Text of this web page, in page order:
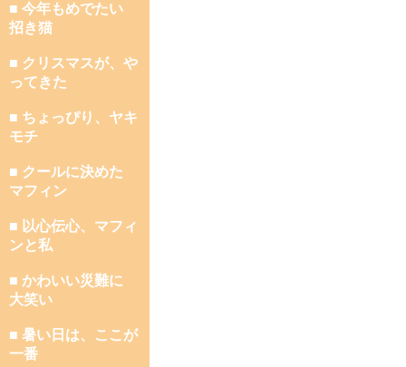
■ 今年もめでたい
招き猫
■ クリスマスが、や
ってきた
■ ちょっぴり、ヤキ
モチ
■ クールに決めた
マフィン
■ 以心伝心、マフィ
ンと私
■ かわいい災難に
大笑い
■ 暑い日は、ここが
一番